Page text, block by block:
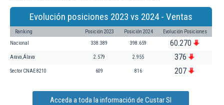
Evolución posiciones 2023 vs 2024 - Ventas
Ranking Posición 2023 Posición 2024 Evolución Posiciones
Nacional 338.389 398.659 60.270
Arava,Álava 2.579 2.955 376
Sector CNAE 8210 609 816 207
Acceda a toda la información de Custar Sl